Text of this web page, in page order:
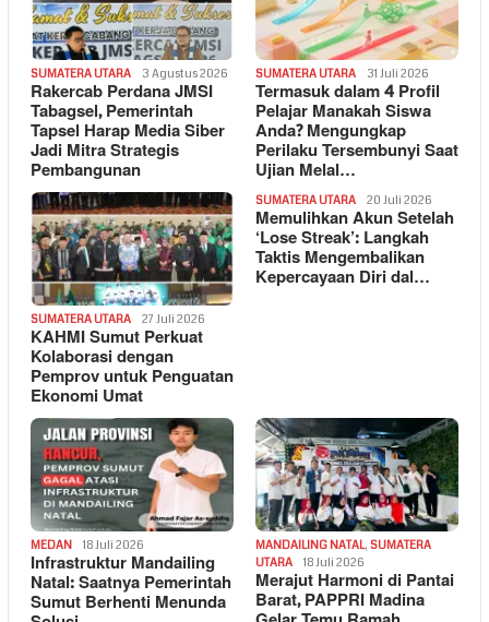
SUMATERA UTARA 3 Agustus 2026
Rakercab Perdana JMSI
Tabagsel, Pemerintah
Tapsel Harap Media Siber
Jadi Mitra Strategis
Pembangunan
SUMATERA UTARA 31 Juli 2026
Termasuk dalam 4 Profil
Pelajar Manakah Siswa
Anda? Mengungkap
Perilaku Tersembunyi Saat
Ujian Melal…
SUMATERA UTARA 27 Juli 2026
KAHMI Sumut Perkuat
Kolaborasi dengan
Pemprov untuk Penguatan
Ekonomi Umat
SUMATERA UTARA 20 Juli 2026
Memulihkan Akun Setelah
‘Lose Streak’: Langkah
Taktis Mengembalikan
Kepercayaan Diri dal…
MEDAN 18 Juli 2026
Infrastruktur Mandailing
Natal: Saatnya Pemerintah
Sumut Berhenti Menunda
MANDAILING NATAL, SUMATERA
UTARA
18 Juli 2026
Merajut Harmoni di Pantai
Barat, PAPPRI Madina